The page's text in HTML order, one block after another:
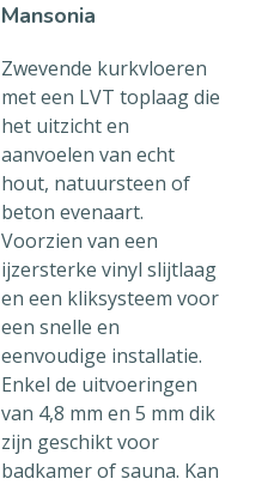
Mansonia
Zwevende kurkvloeren
met een LVT toplaag die
het uitzicht en
aanvoelen van echt
hout, natuursteen of
beton evenaart.
Voorzien van een
ijzersterke vinyl slijtlaag
en een kliksysteem voor
een snelle en
eenvoudige installatie.
Enkel de uitvoeringen
van 4,8 mm en 5 mm dik
zijn geschikt voor
badkamer of sauna. Kan